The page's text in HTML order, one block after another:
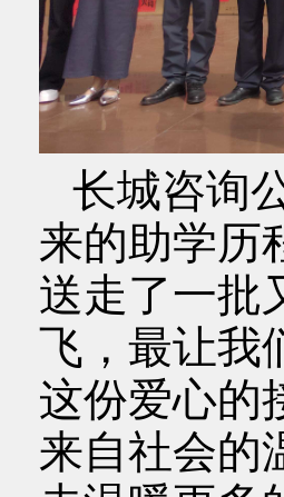
长城咨询
来的助学历
送走了一批
飞，最让我
这份爱心的
来自社会的